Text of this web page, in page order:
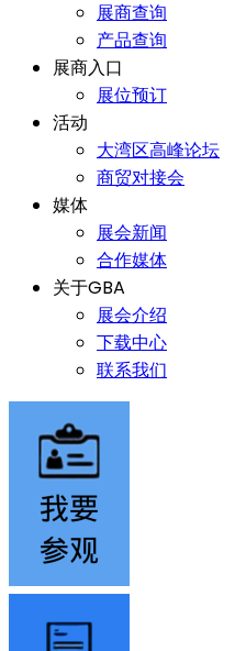
展商查询
产品查询
展商入口
展位预订
活动
大湾区高峰论坛
商贸对接会
媒体
展会新闻
合作媒体
关于GBA
展会介绍
下载中心
联系我们